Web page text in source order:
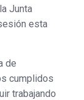
Junta
esta
de
cumplidos
trabajando